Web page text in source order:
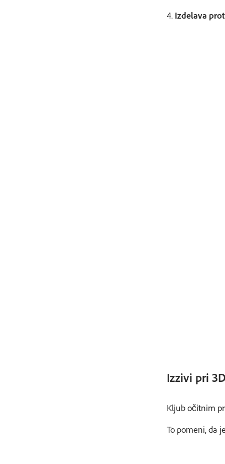
4. Izdelava
Izzivi pri
Kljub očitnim
To pomeni, da